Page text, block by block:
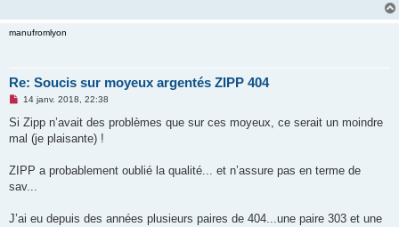
manufromlyon
Re: Soucis sur moyeux argentés ZIPP 404
M
s
a
n
o
u
14 janv. 2018, 22:38
Si Zipp n’avait des problèmes que sur ces moyeux, ce serait un moindre
mal (je plaisante) !
ZIPP a probablement oublié la qualité... et n’assure pas en terme de
sav...
J’ai eu depuis des années plusieurs paires de 404...une paire 303 et une